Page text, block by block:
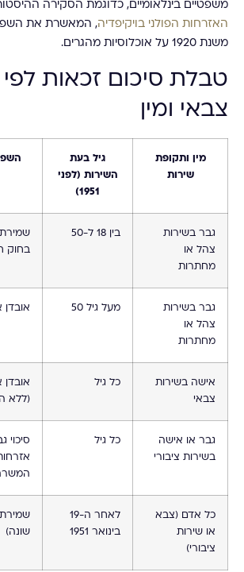
משפטיים בינלאומיים, כדוגמת הסקירה
האזרחות הפולני בויקיפדיה, המאשרת את
משנת 1920 על אוכלוסיות מהגרים.
טבלת סיכום זכאות
צבאי ומין
מין ותקופת
שירות
גיל בעת
השירות (לפני
1951)
גבר בשירות
צהל או
מחתרות
בין 18 ל-50
שמירת
בחוק
גבר בשירות
צהל או
מחתרות
מעל גיל 50 אובדן
אישה בשירות
צבאי
כל גיל
אובדן
(ללא
גבר או אישה
בשירות ציבורי
כל גיל
סיכוי
כל אדם (צבא
או שירות
ציבורי)
לאחר ה-19
בינואר 1951
שונה)